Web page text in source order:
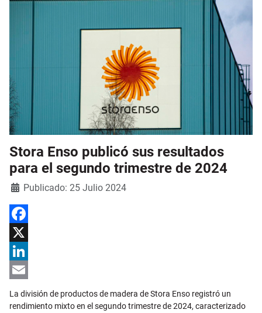
Stora Enso publicó sus resultados
para el segundo trimestre de 2024
DetallesPublicado: 25 Julio 2024
Facebook
X
LinkedIn
Email
La división de productos de madera de Stora Enso registró un
rendimiento mixto en el segundo trimestre de 2024, caracterizado